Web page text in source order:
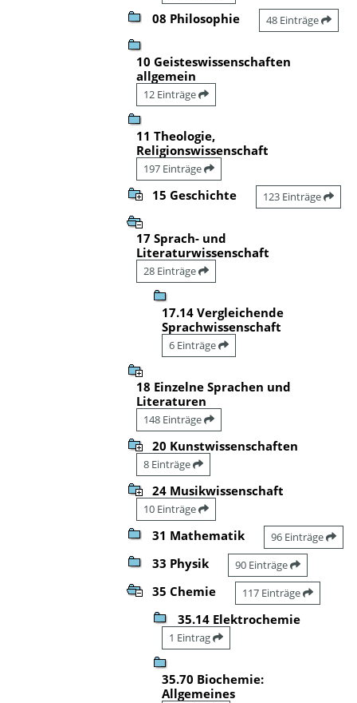
08 Philosophie 48 Einträge
10 Geisteswissenschaften
allgemein
12 Einträge
11 Theologie,
Religionswissenschaft
197 Einträge
15 Geschichte 123 Einträge
17 Sprach- und
Literaturwissenschaft
28 Einträge
17.14 Vergleichende
Sprachwissenschaft
6 Einträge
18 Einzelne Sprachen und
Literaturen
148 Einträge
20 Kunstwissenschaften
8 Einträge
24 Musikwissenschaft
10 Einträge
31 Mathematik 96 Einträge
33 Physik 90 Einträge
35 Chemie 117 Einträge
35.14 Elektrochemie
1 Eintrag
35.70 Biochemie:
Allgemeines